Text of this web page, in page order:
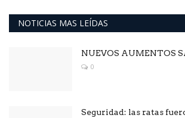
NOTICIAS MAS LEÍDAS
NUEVOS AUMENTOS
0
Seguridad: las ratas